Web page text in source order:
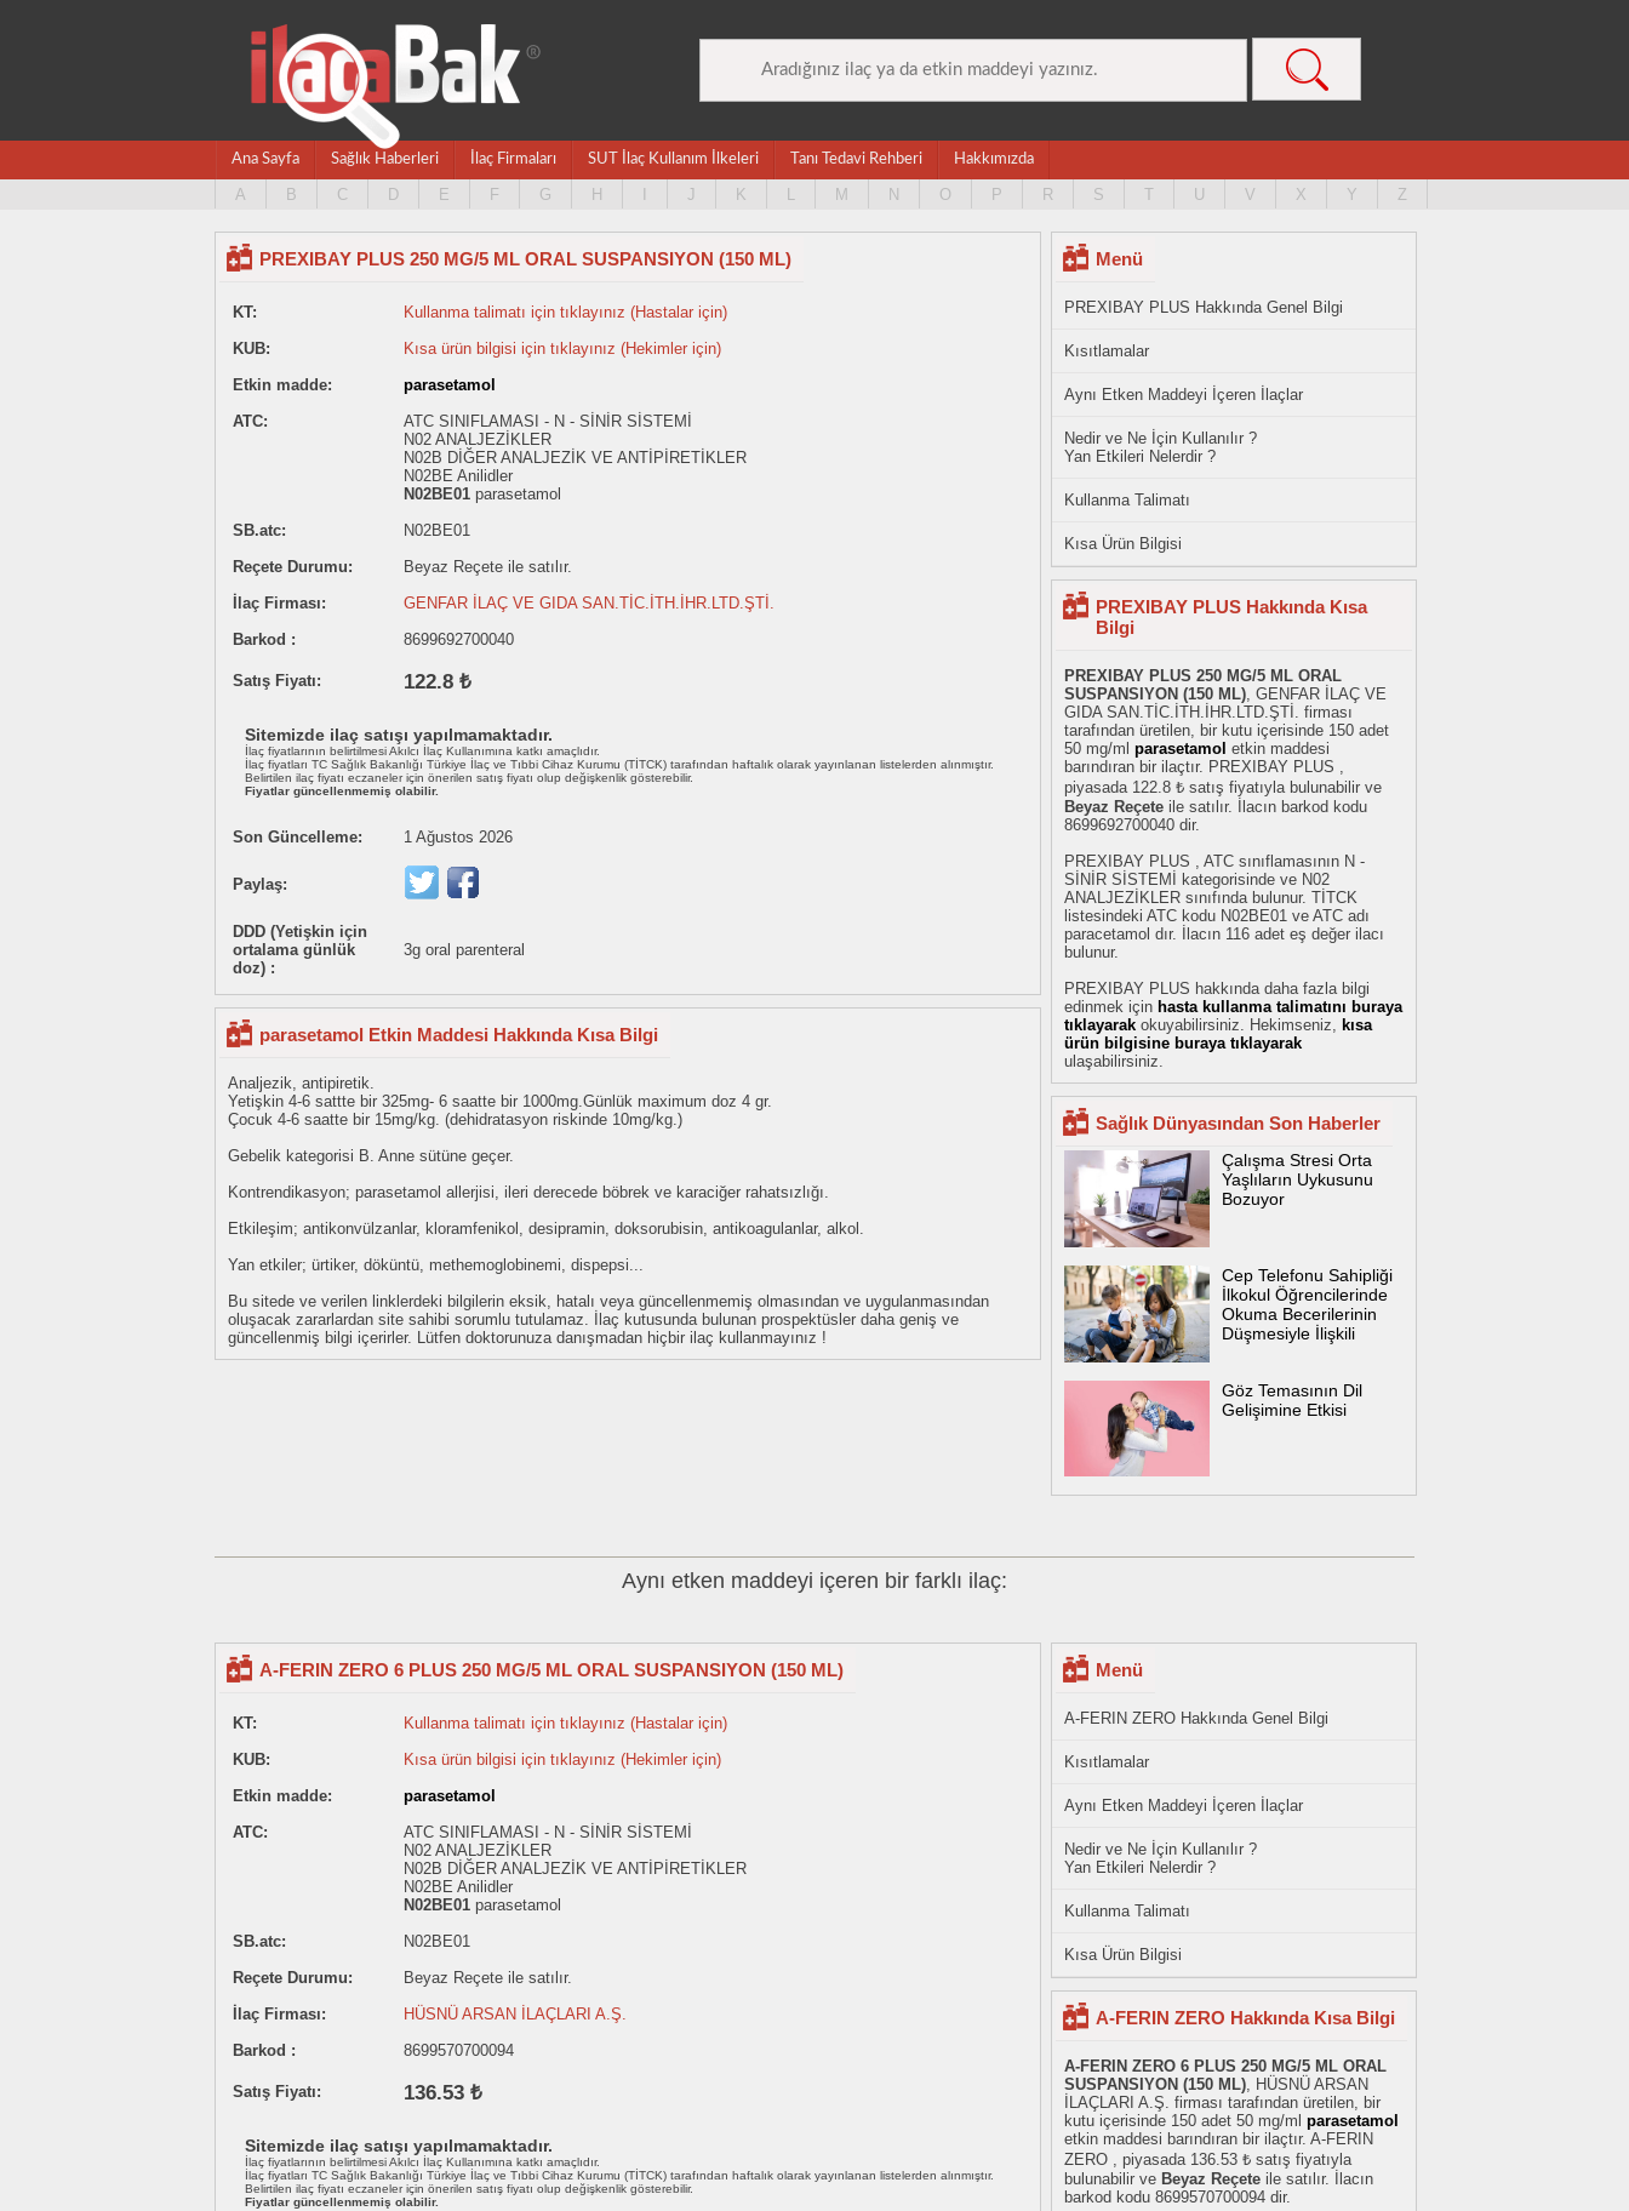
Ana Sayfa Sağlık Haberleri İlaç Firmaları SUT İlaç Kullanım İlkeleri Tanı Tedavi Rehberi Hakkımızda
A B C D E F G H J K L M N O P R S T U V X Y Z
PREXIBAY PLUS 250 MG/5 ML ORAL SUSPANSIYON (150 ML)
KT:
Kullanma talimatı için tıklayınız (Hastalar için)
KUB:
Kısa ürün bilgisi için tıklayınız (Hekimler için)
Etkin madde:
parasetamol
ATC:
ATC SINIFLAMASI - N - SİNİR SİSTEMİ
N02 ANALJEZİKLER
N02B DİĞER ANALJEZİK VE ANTİPİRETİKLER
N02BE Anilidler
N02BE01 parasetamol
SB.atc:
N02BE01
Reçete Durumu:
Beyaz Reçete ile satılır.
İlaç Firması:
GENFAR İLAÇ VE GIDA SAN.TİC.İTH.İHR.LTD.ŞTİ.
Barkod :
8699692700040
Satış Fiyatı: 122.8 ₺
Sitemizde ilaç satışı yapılmamaktadır.
İlaç fiyatlarının belirtilmesi Akılcı İlaç Kullanımına katkı amaçlıdır.
İlaç fiyatları TC Sağlık Bakanlığı Türkiye İlaç ve Tıbbi Cihaz Kurumu (TİTCK) tarafından haftalık olarak yayınlanan listelerden alınmıştır.
Belirtilen ilaç fiyatı eczaneler için önerilen satış fiyatı olup değişkenlik gösterebilir.
Fiyatlar güncellenmemiş olabilir.
Son Güncelleme: 1 Ağustos 2026
Paylaş:
DDD (Yetişkin için
ortalama günlük
doz) :
3g oral parenteral
parasetamol Etkin Maddesi Hakkında Kısa Bilgi
Analjezik, antipiretik.
Yetişkin 4-6 sattte bir 325mg- 6 saatte bir 1000mg.Günlük maximum doz 4 gr.
Çocuk 4-6 saatte bir 15mg/kg. (dehidratasyon riskinde 10mg/kg.)
Gebelik kategorisi B. Anne sütüne geçer.
Kontrendikasyon; parasetamol allerjisi, ileri derecede böbrek ve karaciğer rahatsızlığı.
Etkileşim; antikonvülzanlar, kloramfenikol, desipramin, doksorubisin, antikoagulanlar, alkol.
Yan etkiler; ürtiker, döküntü, methemoglobinemi, dispepsi...
Bu sitede ve verilen linklerdeki bilgilerin eksik, hatalı veya güncellenmemiş olmasından ve uygulanmasından
oluşacak zararlardan site sahibi sorumlu tutulamaz. İlaç kutusunda bulunan prospektüsler daha geniş ve
güncellenmiş bilgi içerirler. Lütfen doktorunuza danışmadan hiçbir ilaç kullanmayınız !
Menü
PREXIBAY PLUS Hakkında Genel Bilgi
Kısıtlamalar
Aynı Etken Maddeyi İçeren İlaçlar
Nedir ve Ne İçin Kullanılır ?
Yan Etkileri Nelerdir ?
Kullanma Talimatı
Kısa Ürün Bilgisi
PREXIBAY PLUS Hakkında Kısa
Bilgi
PREXIBAY PLUS 250 MG/5 ML ORAL
SUSPANSIYON (150 ML), GENFAR İLAÇ VE
GIDA SAN.TİC.İTH.İHR.LTD.ŞTİ. firması
tarafından üretilen, bir kutu içerisinde 150 adet
50 mg/ml parasetamol etkin maddesi
barındıran bir ilaçtır. PREXIBAY PLUS ,
piyasada 122.8 ₺ satış fiyatıyla bulunabilir ve
Beyaz Reçete ile satılır. İlacın barkod kodu
8699692700040 dir.
PREXIBAY PLUS , ATC sınıflamasının N -
SİNİR SİSTEMİ kategorisinde ve N02
ANALJEZİKLER sınıfında bulunur. TİTCK
listesindeki ATC kodu N02BE01 ve ATC adı
paracetamol dır. İlacın 116 adet eş değer ilacı
bulunur.
PREXIBAY PLUS hakkında daha fazla bilgi
edinmek için hasta kullanma talimatını buraya
tıklayarak okuyabilirsiniz. Hekimseniz, kısa
ürün bilgisine buraya tıklayarak
ulaşabilirsiniz.
Sağlık Dünyasından Son Haberler
Çalışma Stresi Orta
Yaşlıların Uykusunu
Bozuyor
Cep Telefonu Sahipliği
İlkokul Öğrencilerinde
Okuma Becerilerinin
Düşmesiyle İlişkili
Göz Temasının Dil
Gelişimine Etkisi
Aynı etken maddeyi içeren bir farklı ilaç:
A-FERIN ZERO 6 PLUS 250 MG/5 ML ORAL SUSPANSIYON (150 ML)
KT:
Kullanma talimatı için tıklayınız (Hastalar için)
KUB:
Kısa ürün bilgisi için tıklayınız (Hekimler için)
Etkin madde:
parasetamol
ATC:
ATC SINIFLAMASI - N - SİNİR SİSTEMİ
N02 ANALJEZİKLER
N02B DİĞER ANALJEZİK VE ANTİPİRETİKLER
N02BE Anilidler
N02BE01 parasetamol
SB.atc:
N02BE01
Reçete Durumu:
Beyaz Reçete ile satılır.
İlaç Firması:
HÜSNÜ ARSAN İLAÇLARI A.Ş.
Barkod :
8699570700094
Satış Fiyatı: 136.53 ₺
Sitemizde ilaç satışı yapılmamaktadır.
İlaç fiyatlarının belirtilmesi Akılcı İlaç Kullanımına katkı amaçlıdır.
İlaç fiyatları TC Sağlık Bakanlığı Türkiye İlaç ve Tıbbi Cihaz Kurumu (TİTCK) tarafından haftalık olarak yayınlanan listelerden alınmıştır.
Belirtilen ilaç fiyatı eczaneler için önerilen satış fiyatı olup değişkenlik gösterebilir.
Fiyatlar güncellenmemiş olabilir.
Menü
A-FERIN ZERO Hakkında Genel Bilgi
Kısıtlamalar
Aynı Etken Maddeyi İçeren İlaçlar
Nedir ve Ne İçin Kullanılır ?
Yan Etkileri Nelerdir ?
Kullanma Talimatı
Kısa Ürün Bilgisi
A-FERIN ZERO Hakkında Kısa Bilgi
A-FERIN ZERO 6 PLUS 250 MG/5 ML ORAL
SUSPANSIYON (150 ML), HÜSNÜ ARSAN
İLAÇLARI A.Ş. firması tarafından üretilen, bir
kutu içerisinde 150 adet 50 mg/ml parasetamol
etkin maddesi barındıran bir ilaçtır. A-FERIN
ZERO , piyasada 136.53 ₺ satış fiyatıyla
bulunabilir ve Beyaz Reçete ile satılır. İlacın
barkod kodu 8699570700094 dir.